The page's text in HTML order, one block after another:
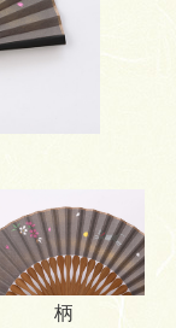
柄